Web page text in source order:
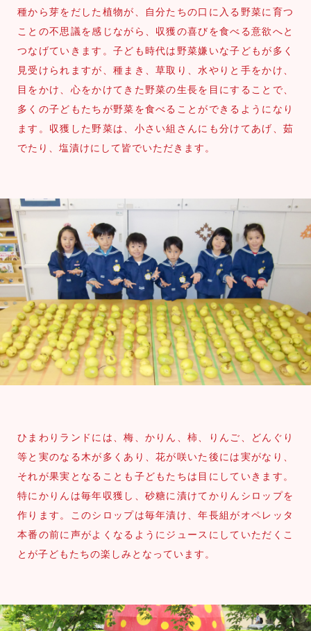
種から芽をだした植物が、自分たちの口に入る野菜に育つ
ことの不思議を感じながら、収獲の喜びを食べる意欲へと
つなげていきます。子ども時代は野菜嫌いな子どもが多く
見受けられますが、種まき、草取り、水やりと手をかけ、
目をかけ、心をかけてきた野菜の生長を目にすることで、
多くの子どもたちが野菜を食べることができるようになり
ます。収獲した野菜は、小さい組さんにも分けてあげ、茹
でたり、塩漬けにして皆でいただきます。
ひまわりランドには、梅、かりん、柿、りんご、どんぐり
等と実のなる木が多くあり、花が咲いた後には実がなり、
それが果実となることも子どもたちは目にしていきます。
特にかりんは毎年収獲し、砂糖に漬けてかりんシロップを
作ります。このシロップは毎年漬け、年長組がオペレッタ
本番の前に声がよくなるようにジュースにしていただくこ
とが子どもたちの楽しみとなっています。